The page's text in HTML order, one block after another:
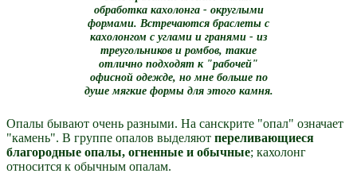
обработка кахолонга - округлыми
формами. Встречаются браслеты с
кахолонгом с углами и гранями - из
треугольников и ромбов, такие
отлично подходят к "рабочей"
офисной одежде, но мне больше по
душе мягкие формы для этого камня.
Опалы бывают очень разными. На санскрите "опал" означает
"камень". В группе опалов выделяют переливающиеся
благородные опалы, огненные и обычные; кахолонг
относится к обычным опалам.